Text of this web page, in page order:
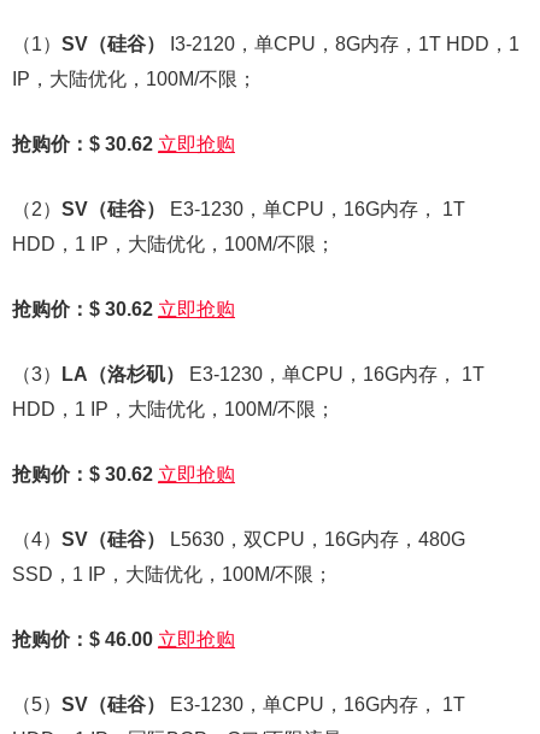
（1） SV （硅谷）
I3-2120，单CPU，8G内存，1T HDD，1
IP，大陆优化，100M/不限；
抢购价：$ 30.62 立即抢购
（2） SV （硅谷）
E3-1230，单CPU，16G内存， 1T
HDD，1 IP，大陆优化，100M/不限；
抢购价：$ 30.62 立即抢购
（3） LA （洛杉矶）
E3-1230，单CPU，16G内存， 1T
HDD，1 IP，大陆优化，100M/不限；
抢购价：$ 30.62 立即抢购
（4） SV （硅谷）
L5630，双CPU，16G内存，480G
SSD，1 IP，大陆优化，100M/不限；
抢购价：$ 46.00 立即抢购
（5） SV （硅谷）
E3-1230，单CPU，16G内存， 1T